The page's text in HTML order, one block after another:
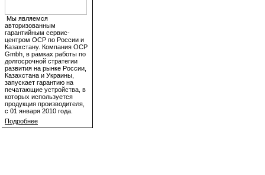
Мы являемся
авторизованным
гарантийным сервис-
центром OCP по России и
Казахстану. Компания OCP
Gmbh, в рамках работы по
долгосрочной стратегии
развития на рынке России,
Казахстана и Украины,
запускает гарантию на
печатающие устройства, в
которых используется
продукция производителя,
с 01 января 2010 года.
Подробнее